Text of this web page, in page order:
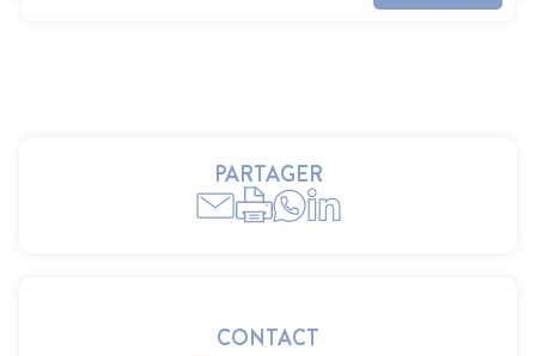
PARTAGER
CONTACT